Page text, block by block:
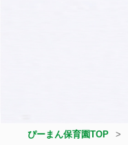
ぴーまん保育園TOP